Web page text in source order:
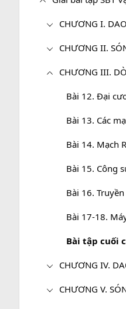
CHƯƠNG I.